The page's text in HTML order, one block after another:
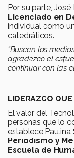
Por su parte,
Licenciado en
individual como
catedráticos.
“Buscan los
agradezco el
continuar con las
LIDERAZGO QUE
El valor del
personas que lo
establece Paulina
Periodismo y
Escuela de